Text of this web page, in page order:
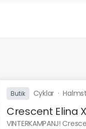
Butik Cyklar·
Crescent Elina
VINTERKAMPANJ!